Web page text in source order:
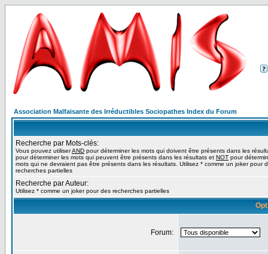
Association Malfaisante des Irréductibles Sociopathes Index du Forum
Recherche par Mots-clés:
Vous pouvez utiliserAND pour déterminer les mots qui doivent être présents dans les
pour déterminer les mots qui peuvent être présents dans les résultats et NOT pour
mots qui ne devraient pas être présents dans les résultats. Utilisez * comme un joker pour
recherches partielles
Recherche par Auteur:
Utilisez * comme un joker pour des recherches partielles
Forum: